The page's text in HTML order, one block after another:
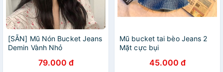
[SẴN] Mũ Nón Bucket Jeans
Demin Vành Nhỏ
79.000 đ
Mũ bucket tai bèo Jeans 2
Mặt cực bụi
45.000 đ